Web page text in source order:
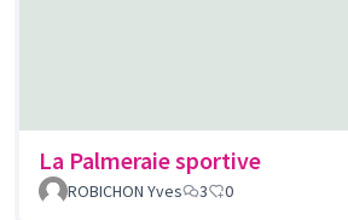
La Palmeraie sportive
ROBICHON Yves
3 0